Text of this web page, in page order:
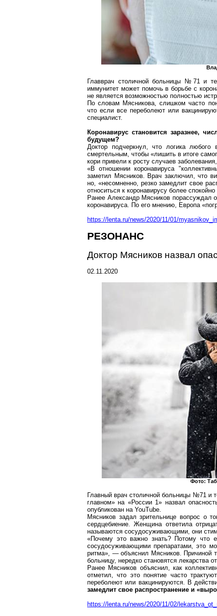
Главврач столичной больницы №71 и
иммунитет может помочь в борьбе с
не является возможностью полностью
По словам Мясникова, слишком часто
что если все переболеют или
специалист.
Коронавирус становится заразнее,
будущем?
Доктор подчеркнул, что логика
смертельным, чтобы «лишить в итоге
кори привели к росту случаев
«В отношениикоронавируса
заметил Мясников. Врач заключил, что
но, «несомненно, резко замедлит свое
относиться к коронавирусу более
Ранее Александр Мясников порассуждал
коронавируса. По его мнению, Европа
https://lenta.ru/news/2020/11/01/
РЕЗОНАНС
Доктор Мясников назвал
02.11.2020
Фото:
Главный врач столичной больницы №71
главном» на «России 1» назвал
опубликован на YouTube.
Мясников задал зрительнице вопрос о
сердцебиение. Женщина ответила
называются сосудосуживающими, они
«Почему это важно знать? Потому что
сосудосуживающими препаратами, это
ритма», — объяснил Мясников. Причиной
больницу, нередко становятся лекарства
Ранее Мясников объяснил, как
отметил, что это понятие часто
переболеют или вакцинируются. В
замедлит свое распространение и
https://lenta.ru/news/2020/11/02/